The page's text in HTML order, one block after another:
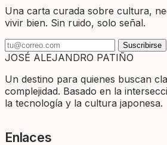
Una carta curada sobre cultura,
vivir bien. Sin ruido, solo señal.
Suscribirse
JOSÉ ALEJANDRO PATIÑO
Un destino para quienes buscan
complejidad. Basado en la
la tecnología y la cultura japonesa.
Enlaces